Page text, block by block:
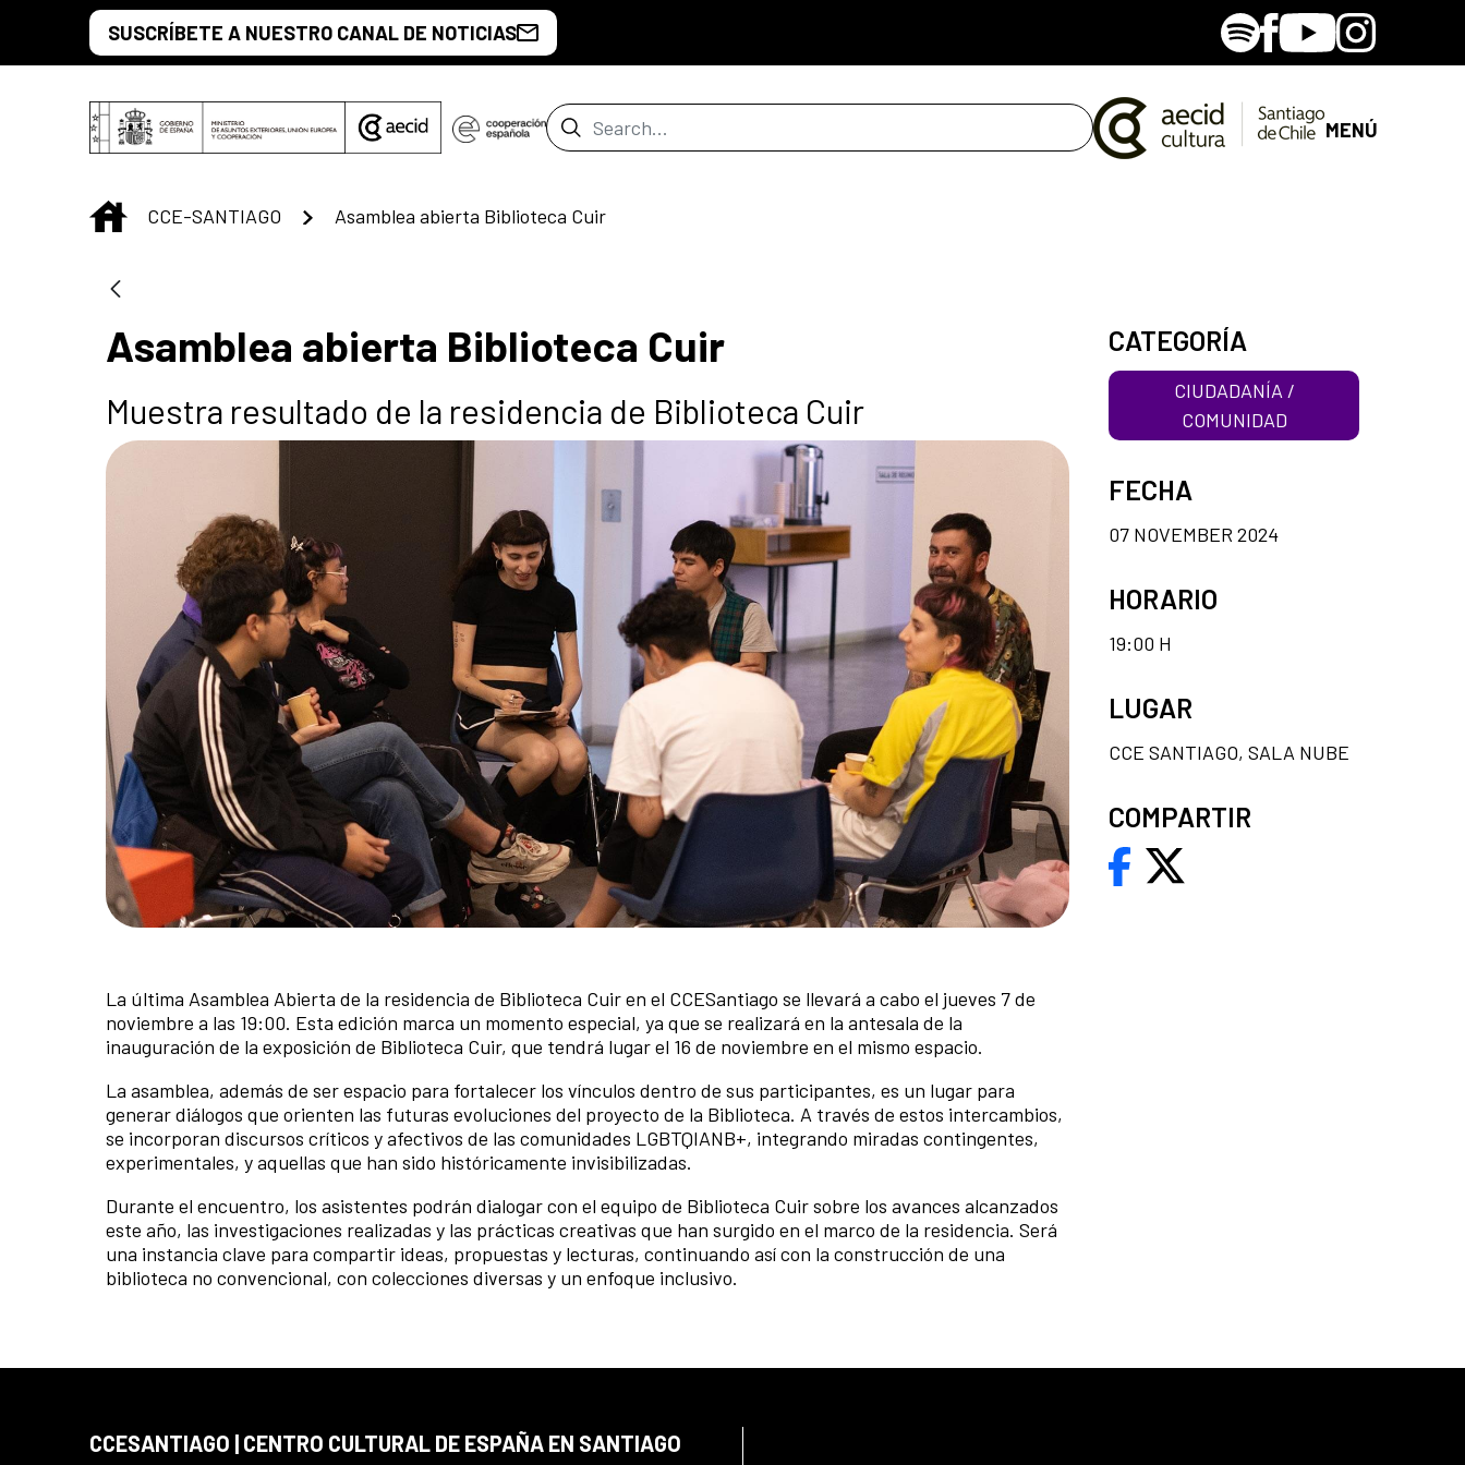
Skip to Main ContentSUSCRÍBETE A NUESTRO CANAL DE NOTICIAS SpotifyFacebook
YoutubeInstagram
Search Bar MENÚ
INICIO
CCE-SANTIAGO Asamblea abierta Biblioteca Cuir
Asamblea abierta Biblioteca Cuir
Muestra resultado de la residencia de Biblioteca Cuir
La última Asamblea Abierta de la residencia de Biblioteca Cuir en el CCESantiago se llevará a cabo el jueves 7 de
noviembre a las 19:00. Esta edición marca un momento especial, ya que se realizará en la antesala de la
inauguración de la exposición de Biblioteca Cuir, que tendrá lugar el 16 de noviembre en el mismo espacio.
La asamblea, además de ser espacio para fortalecer los vínculos dentro de sus participantes, es un lugar para
generar diálogos que orienten las futuras evoluciones del proyecto de la Biblioteca. A través de estos intercambios,
se incorporan discursos críticos y afectivos de las comunidades LGBTQIANB+, integrando miradas contingentes,
experimentales, y aquellas que han sido históricamente invisibilizadas.
Durante el encuentro, los asistentes podrán dialogar con el equipo de Biblioteca Cuir sobre los avances alcanzados
este año, las investigaciones realizadas y las prácticas creativas que han surgido en el marco de la residencia. Será
una instancia clave para compartir ideas, propuestas y lecturas, continuando así con la construcción de una
biblioteca no convencional, con colecciones diversas y un enfoque inclusivo.
CATEGORÍA
CIUDADANÍA /
COMUNIDAD
FECHA
07 NOVEMBER 2024
HORARIO
19:00 H
LUGAR
CCE SANTIAGO, SALA NUBE
COMPARTIR
CCESANTIAGO | CENTRO CULTURAL DE ESPAÑA EN SANTIAGO